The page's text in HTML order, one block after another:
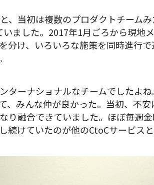
、当初は複数のプロダクトチーム
ました。2017年1月ごろから現地
分け、いろいろな施策を同時進行
ターナショナルなチームでしたよ
、みんな仲が良かった。当初、不
り融合できていました。ほぼ毎週
続けていたのが他のCtoCサービスと